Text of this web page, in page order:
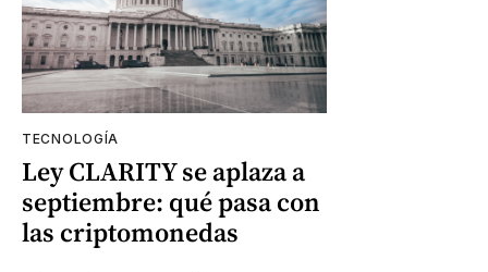
TECNOLOGÍA
Ley CLARITY se aplaza a
septiembre: qué pasa con
las criptomonedas